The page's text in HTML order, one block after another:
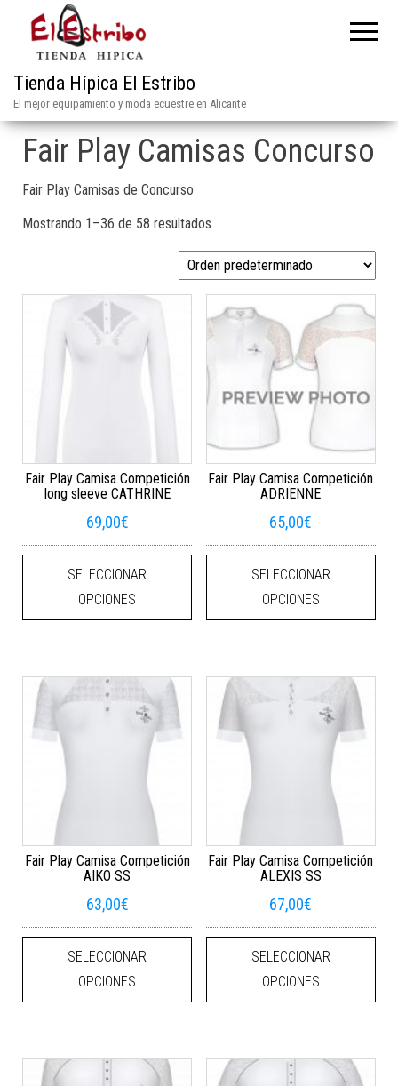
Tienda Hípica El Estribo
El mejor equipamiento y moda ecuestre en Alicante
Fair Play Camisas Concurso
Fair Play Camisas de Concurso
Mostrando 1–36 de 58 resultados
Fair Play Camisa Competición
long sleeve CATHRINE
69,00€
SELECCIONAR
OPCIONES
Este producto tiene múltiples
Fair Play Camisa Competición
ADRIENNE
65,00€
SELECCIONAR
OPCIONES
Fair Play Camisa Competición
AIKO SS
63,00€
SELECCIONAR
OPCIONES
Este producto tiene múltiples
Fair Play Camisa Competición
ALEXIS SS
67,00€
SELECCIONAR
OPCIONES